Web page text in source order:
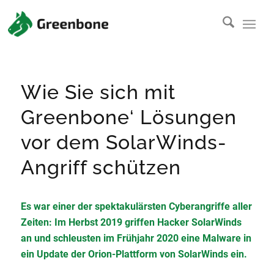
Wie Sie sich mit
Greenbone‘ Lösungen
vor dem SolarWinds-
Angriff schützen
Es war einer der spektakulärsten Cyberangriffe aller
Zeiten: Im Herbst 2019 griffen Hacker SolarWinds
an und schleusten im Frühjahr 2020 eine Malware in
ein Update der Orion-Plattform von SolarWinds ein.